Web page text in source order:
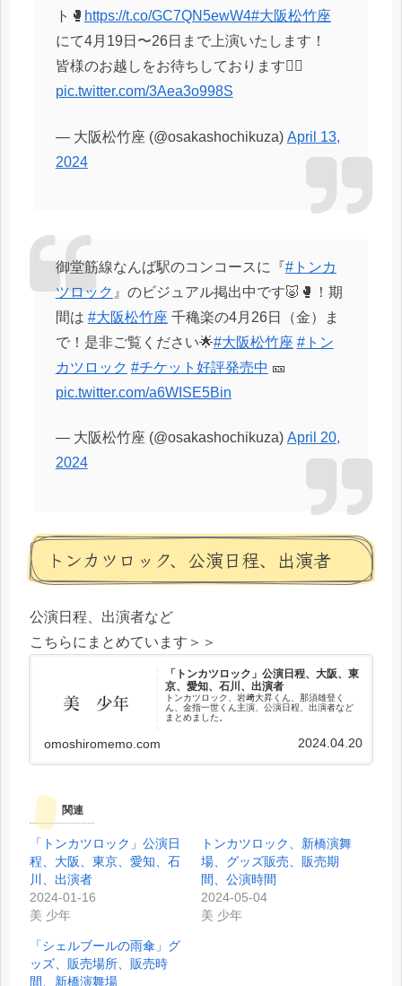
ト🥊 https://t.co/GC7QN5ewW4#大阪松竹座
にて4月19日〜26日まで上演いたします！
皆様のお越しをお待ちしております❤️‍🔥
pic.twitter.com/3Aea3o998S
— 大阪松竹座 (@osakashochikuza) April 13,
2024
御堂筋線なんば駅のコンコースに『#トンカ
ツロック 』のビジュアル掲出中です🐷🥊！期
間は #大阪松竹座 千穐楽の4月26日（金）ま
で！是非ご覧ください🌟#大阪松竹座 #トン
カツロック #チケット好評発売中 🎫
pic.twitter.com/a6WISE5Bin
— 大阪松竹座 (@osakashochikuza) April 20,
2024
トンカツロック、公演日程、出演者
公演日程、出演者など
こちらにまとめています＞＞
「トンカツロック」公演日程、大阪、東
京、愛知、石川、出演者
トンカツロック、岩﨑大昇くん、那須雄登く
ん、金指一世くん主演、公演日程、出演者など
まとめました。
omoshiromemo.com 2024.04.20
関連
「トンカツロック」公演日
程、大阪、東京、愛知、石
川、出演者
2024-01-16
美 少年
トンカツロック、新橋演舞
場、グッズ販売、販売期
間、公演時間
2024-05-04
美 少年
「シェルブールの雨傘」グ
ッズ、販売場所、販売時
間、新橋演舞場